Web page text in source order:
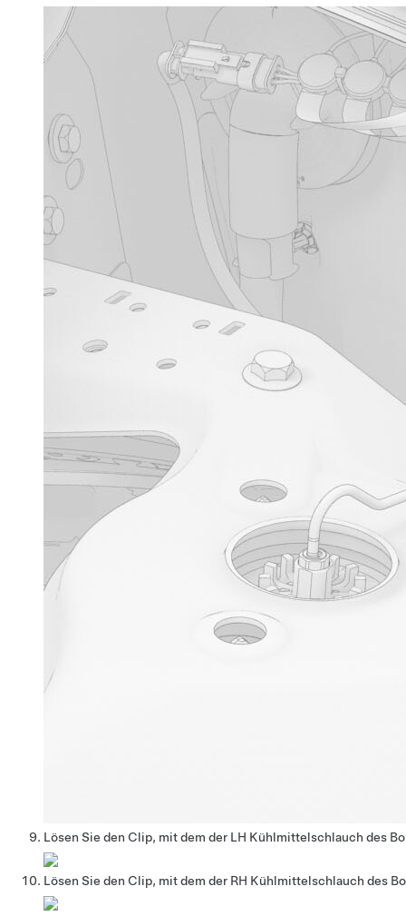
Lösen Sie den Clip, mit dem der LH Kühlmittelschlauch des
Lösen Sie den Clip, mit dem der RH Kühlmittelschlauch des